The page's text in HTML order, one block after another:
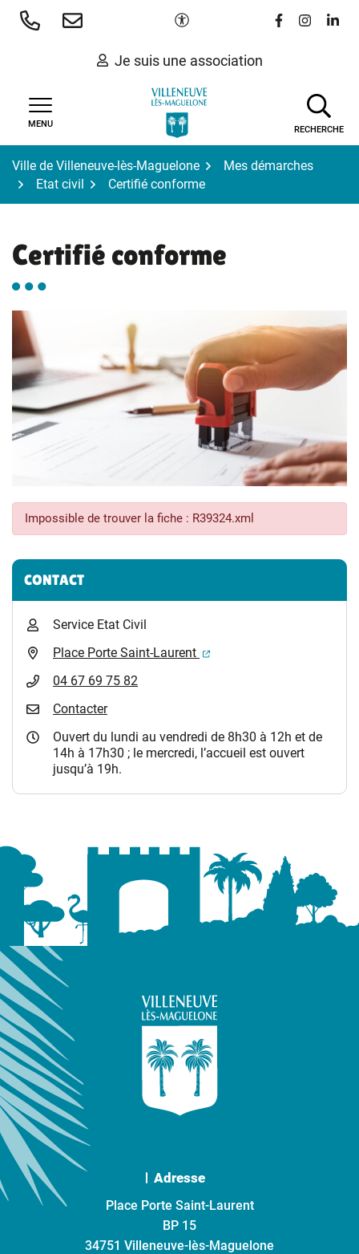
Aller
Paramètres d'accessibilité
Lien vers le
Lien vers
Lien
Je suis une association
MENU
RECHERCHE
Ville de Villeneuve-lès-Maguelone
Mes démarches
Etat civil
Certifié conforme
Certifié conforme
Impossible de trouver la fiche : R39324.xml
Informations complémentaires
CONTACT
Service Etat Civil
Place Porte Saint-Laurent
(ouverture dans un
04 67 69 75 82
Contacter
Ouvert du lundi au vendredi de 8h30 à 12h et de
14h à 17h30 ; le mercredi, l’accueil est ouvert
jusqu’à 19h.
Adresse
Place Porte Saint-Laurent
BP 15
34751 Villeneuve-lès-Maguelone